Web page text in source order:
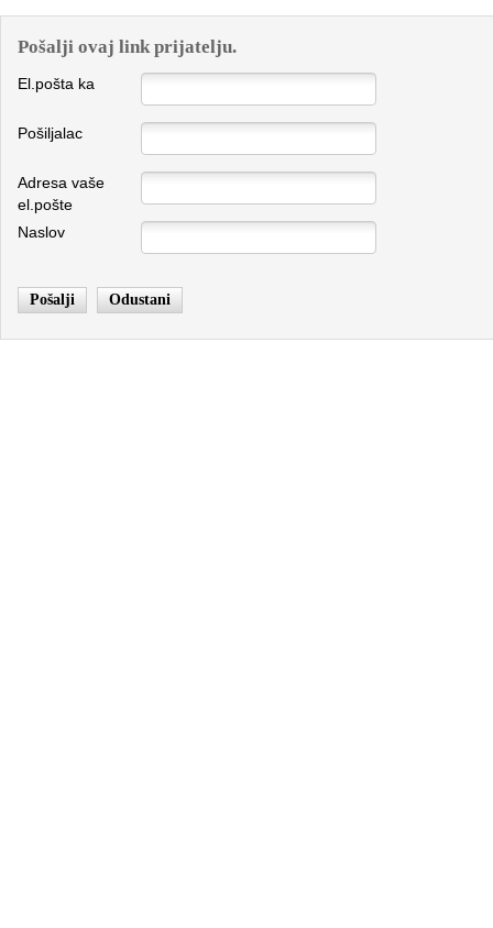
Pošalji ovaj link prijatelju.
El.pošta ka
Pošiljalac
Adresa vaše
el.pošte
Naslov
Pošalji Odustani